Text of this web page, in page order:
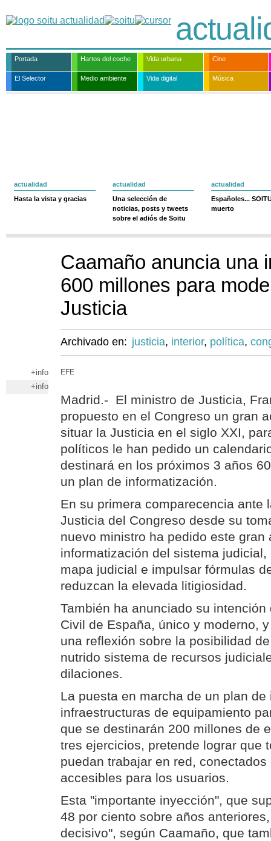
Portada Hartos del coche Vida urbana Cine
El Selector Medio ambiente Vida digital Música
actualidad
Hasta la vista y gracias
actualidad
Una selección de
noticias, posts y tweets
sobre el adiós de Soitu
actualidad
Españoles...
muerto
Caamaño anuncia una
600 millones para
Justicia
Archivado en: justicia, interior, política,
+info
+info
EFE
Madrid.- El ministro de Justicia,
propuesto en el Congreso un gran
situar la Justicia en el siglo XXI,
políticos le han pedido un
destinará en los próximos 3 años
un plan de informatización.
En su primera comparecencia ante
Justicia del Congreso desde su
nuevo ministro ha pedido este gran
informatización del sistema
mapa judicial e impulsar fórmulas
reduzcan la elevada litigiosidad.
También ha anunciado su
Civil de España, único y moderno,
una reflexión sobre la posibilidad
nutrido sistema de recursos
dilaciones.
La puesta en marcha de un plan
infraestructuras de equipamiento
que se destinarán 200 millones de
tres ejercicios, pretende lograr que
puedan trabajar en red,
accesibles para los usuarios.
Esta "importante inyección", que
48 por ciento sobre años
decisivo", según Caamaño, que